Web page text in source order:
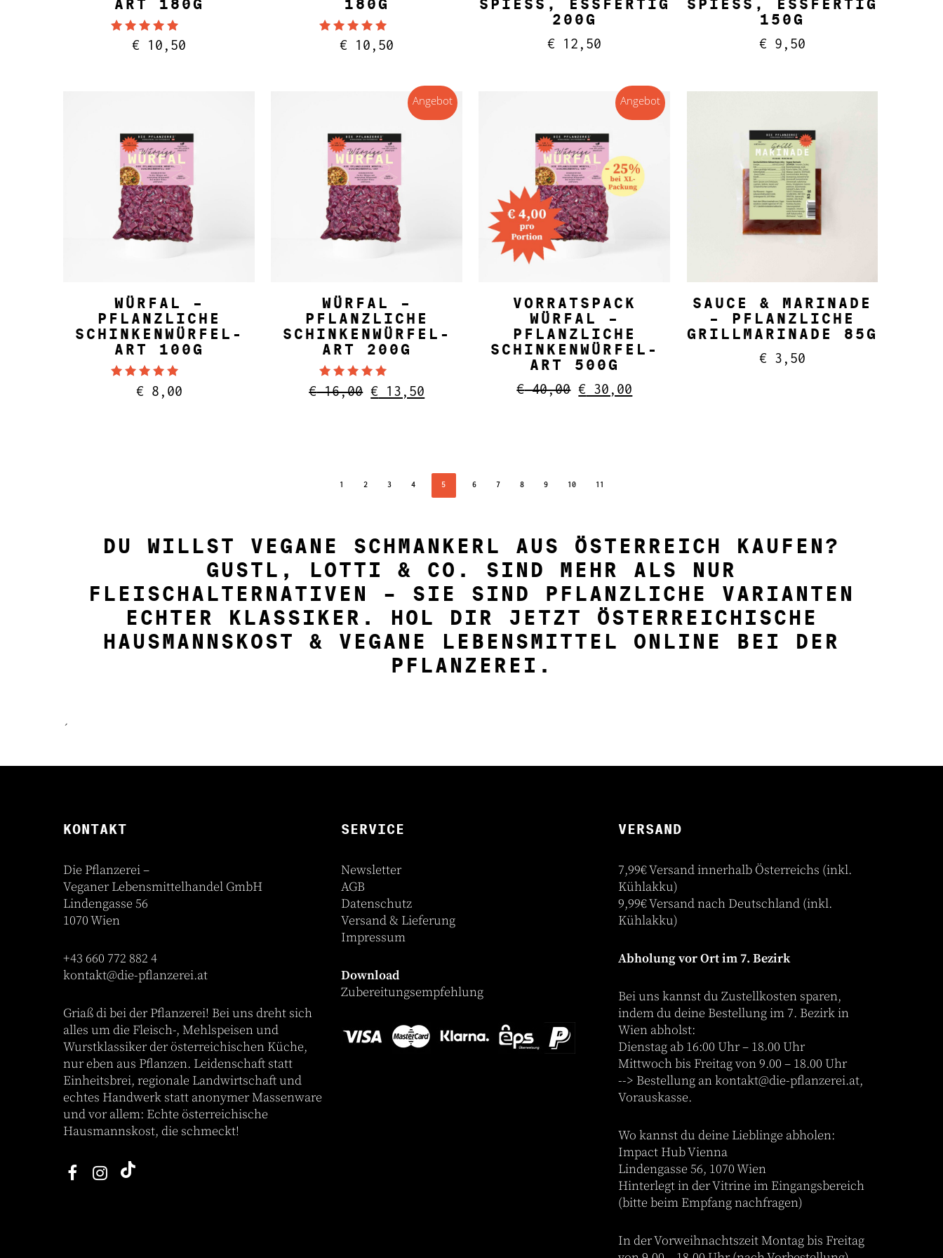
T 180G
Bewertet mit
5.00
€ 10,50
0G
Bewertet mit
5.00
€ 10,50
PIESS, ESSFERTIG 20
0G
€ 12,50
PIESS, ESSFERTIG 15
0G
€ 9,50
IN DEN WARENKORB
WÜRFAL –
PFLANZLICHE
SCHINKENWÜRFEL-
ART 100G
Bewertet mit
5.00
€ 8,00
Angebot
IN DEN WARENKORB
WÜRFAL –
PFLANZLICHE
SCHINKENWÜRFEL-
ART 200G
Bewertet mit
5.00
€16,00 Ursprünglicher
€ 13,50
Angebot
IN DEN WARENKORB
VORRATSPACK
WÜRFAL –
PFLANZLICHE
SCHINKENWÜRFEL-
ART 500G
€40,00 Ursprünglicher
€ 30,00
IN DEN WARENKORB
SAUCE & MARINADE
– PFLANZLICHE
GRILLMARINADE 85G
€ 3,50
1 2 3 4 5 6 7 8 9 10 11
DU WILLST VEGANE SCHMANKERL AUS ÖSTERREICH KAUFEN?
GUSTL, LOTTI & CO. SIND MEHR ALS NUR
FLEISCHALTERNATIVEN – SIE SIND PFLANZLICHE VARIANTEN
ECHTER KLASSIKER. HOL DIR JETZT ÖSTERREICHISCHE
HAUSMANNSKOST & VEGANE LEBENSMITTEL ONLINE BEI DER
PFLANZEREI.
´
KONTAKT
Die Pflanzerei –
Veganer Lebensmittelhandel GmbH
Lindengasse 56
1070 Wien
+43 660 772 882 4
kontakt@die-pflanzerei.at
Griaß di bei der Pflanzerei! Bei uns dreht sich
alles um die Fleisch-, Mehlspeisen und
Wurstklassiker der österreichischen Küche,
nur eben aus Pflanzen. Leidenschaft statt
Einheitsbrei, regionale Landwirtschaft und
echtes Handwerk statt anonymer Massenware
und vor allem: Echte österreichische
Hausmannskost, die schmeckt!
SERVICE
Newsletter
AGB
Datenschutz
Versand & Lieferung
Impressum
Download
Zubereitungsempfehlung
VERSAND
7,99€ Versand innerhalb Österreichs (inkl.
Kühlakku)
9,99€ Versand nach Deutschland (inkl.
Kühlakku)
Abholung vor Ort im 7. Bezirk
Bei uns kannst du Zustellkosten sparen,
indem du deine Bestellung im 7. Bezirk in
Wien abholst:
Dienstag ab 16:00 Uhr – 18.00 Uhr
Mittwoch bis Freitag von 9.00 – 18.00 Uhr
--> Bestellung ankontakt@die-pflanzerei.at,
Vorauskasse.
Wo kannst du deine Lieblinge abholen:
Impact Hub Vienna
Lindengasse 56, 1070 Wien
Hinterlegt in der Vitrine im Eingangsbereich
(bitte beim Empfang nachfragen)
In der Vorweihnachtszeit Montag bis Freitag